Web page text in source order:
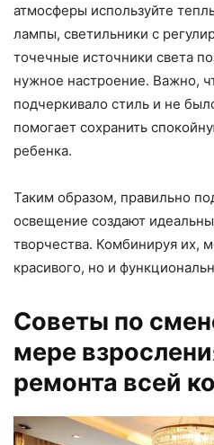
атмосферы используйте
лампы, светильники с
точечные источники света
нужное настроение. Важно,
подчеркивало стиль и не
помогает сохранить
ребенка.
Таким образом, правильно
освещение создают
творчества. Комбинируя их,
красивого, но и
Советы по
мере
ремонта всей